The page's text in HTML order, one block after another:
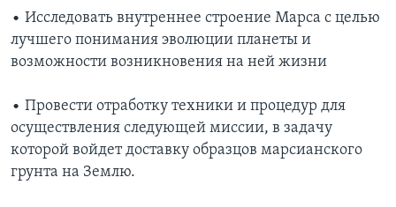
• Исследовать внутреннее строение Марса с целью
лучшего понимания эволюции планеты и
возможности возникновения на ней жизни
• Провести отработку техники и процедур для
осуществления следующей миссии, в задачу
которой войдет доставку образцов марсианского
грунта на Землю.